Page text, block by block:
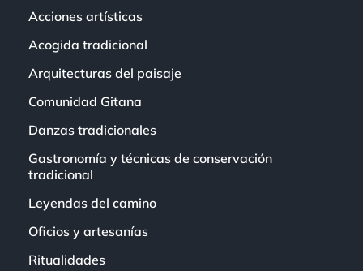
Acciones artísticas
Acogida tradicional
Arquitecturas del paisaje
Comunidad Gitana
Danzas tradicionales
Gastronomía y técnicas de conservación
tradicional
Leyendas del camino
Oficios y artesanías
Ritualidades